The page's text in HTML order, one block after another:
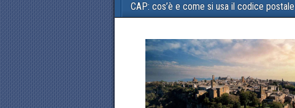
CAP: cos’è e come si usa il codice postale